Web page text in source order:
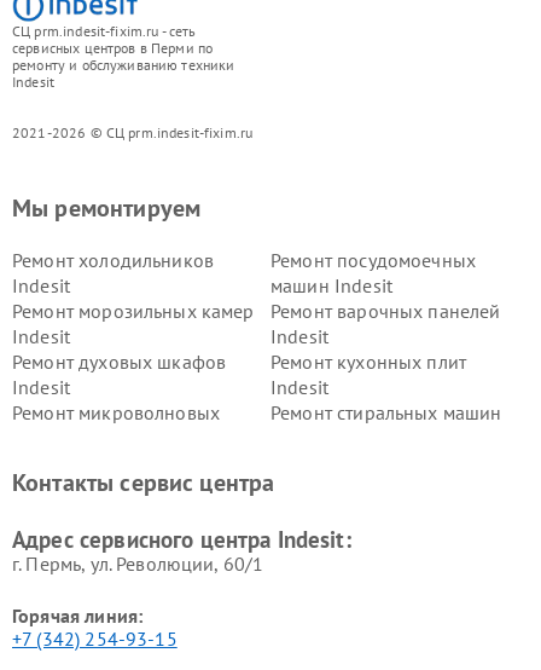
СЦ prm.indesit-fixim.ru - сеть
сервисных центров в Перми по
ремонту и обслуживанию техники
Indesit
2021-2026 © СЦ prm.indesit-fixim.ru
Мы ремонтируем
Ремонт холодильников
Indesit
Ремонт посудомоечных
машин Indesit
Ремонт морозильных камер
Indesit
Ремонт варочных панелей
Indesit
Ремонт духовых шкафов
Indesit
Ремонт кухонных плит
Indesit
Ремонт микроволновых
Ремонт стиральных машин
Indesit
Indesit
Контакты сервис центра
Адрес сервисного центра Indesit:
г. Пермь, ул. ​Революции, 60/1
Горячая линия:
+7 (342) 254-93-15